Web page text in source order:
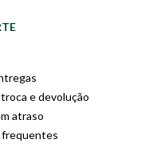
e devolução
atraso